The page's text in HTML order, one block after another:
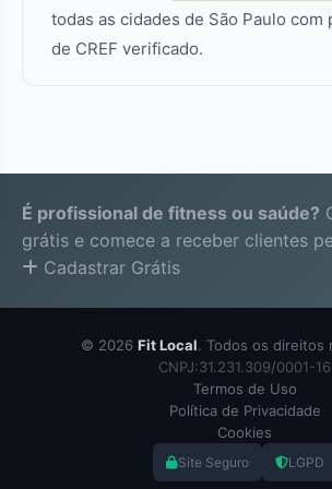
todas as cidades de São Paulo com
de CREF verificado.
É profissional de fitness ou saúde?
grátis e comece a receber clientes
Cadastrar Grátis
© 2026 Fit Local. Todos os direitos
CNPJ:31.231.309/0001-16
Termos de Uso
Política de Privacidade
Cookies
Site Seguro LGPD